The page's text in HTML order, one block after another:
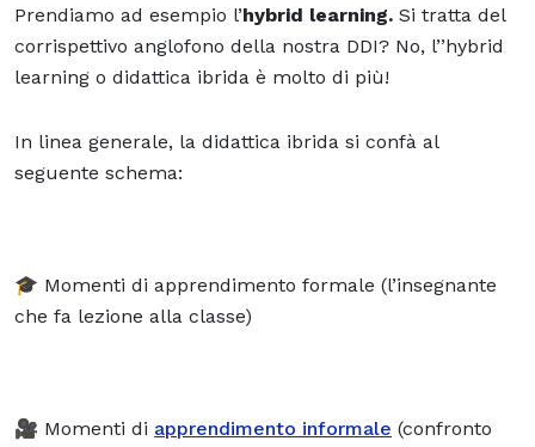
Prendiamo ad esempio l’hybrid learning. Si tratta del
corrispettivo anglofono della nostra DDI? No, l’’hybrid
learning o didattica ibrida è molto di più!
In linea generale, la didattica ibrida si confà al
seguente schema:
🎓 Momenti di apprendimento formale (l’insegnante
che fa lezione alla classe)
🎥 Momenti di apprendimento informale (confronto